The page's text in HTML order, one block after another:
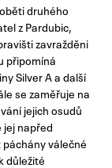
druhého
z Pardubic,
zavražděni
připomíná
Silver A a další
se zaměřuje na
jejich osudů
jej napřed
páchány válečné
důležité